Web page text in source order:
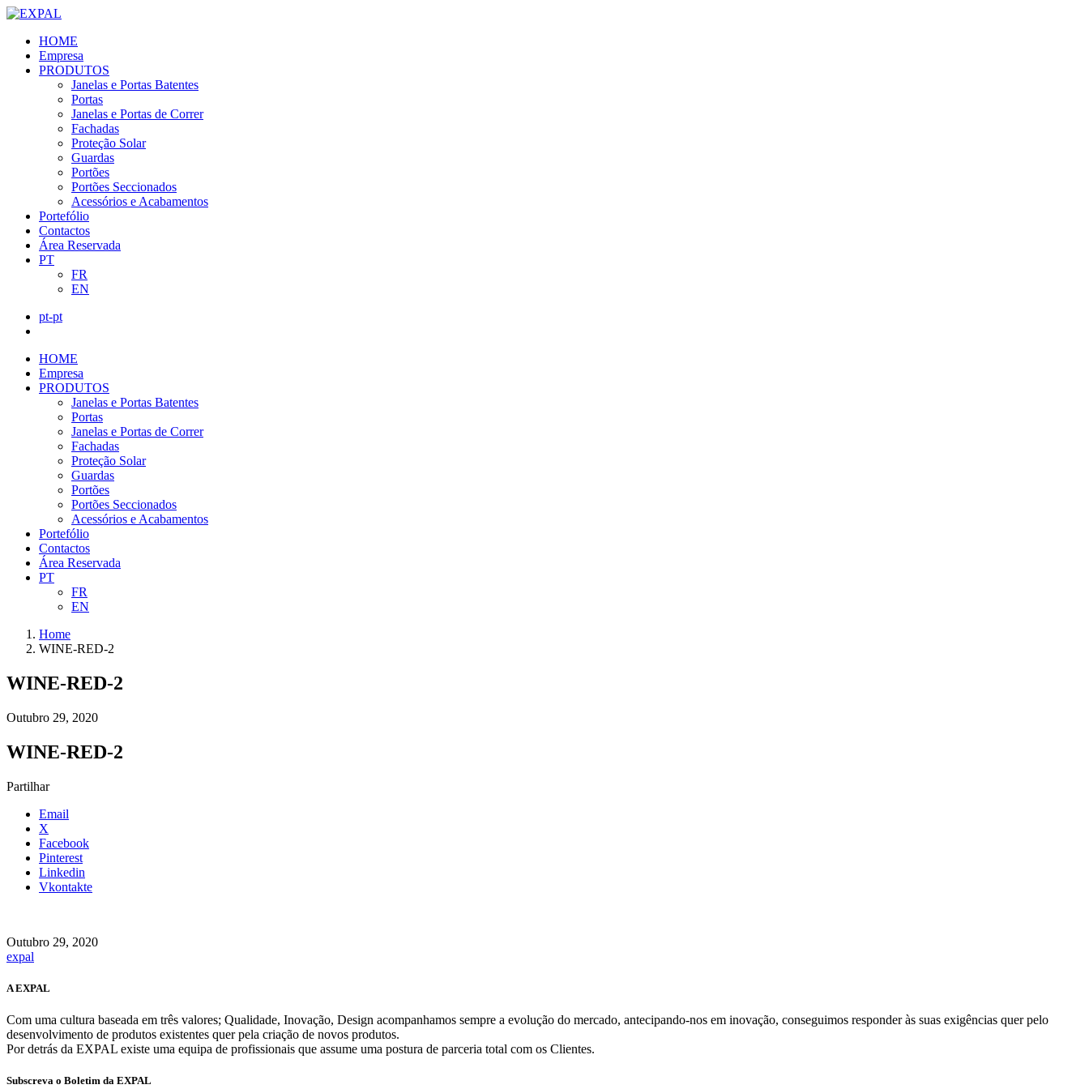
HOME
Empresa
PRODUTOS
Janelas e Portas Batentes
Portas
Janelas e Portas de Correr
Fachadas
Proteção Solar
Guardas
Portões
Portões Seccionados
Acessórios e Acabamentos
Portefólio
Contactos
Área Reservada
PT
FR
EN
pt-pt
HOME
Empresa
PRODUTOS
Janelas e Portas Batentes
Portas
Janelas e Portas de Correr
Fachadas
Proteção Solar
Guardas
Portões
Portões Seccionados
Acessórios e Acabamentos
Portefólio
Contactos
Área Reservada
PT
FR
EN
Home
WINE-RED-2
WINE-RED-2
Outubro 29, 2020
WINE-RED-2
Partilhar
Email
X
Facebook
Pinterest
Linkedin
Vkontakte
Outubro 29, 2020
expal
A EXPAL
Com uma cultura baseada em três valores; Qualidade, Inovação, Design acompanhamos sempre a evolução do mercado, antecipando-nos em inovação, conseguimos responder às suas exigências quer pelo
desenvolvimento de produtos existentes quer pela criação de novos produtos.
Por detrás da EXPAL existe uma equipa de profissionais que assume uma postura de parceria total com os Clientes.
Subscreva o Boletim da EXPAL